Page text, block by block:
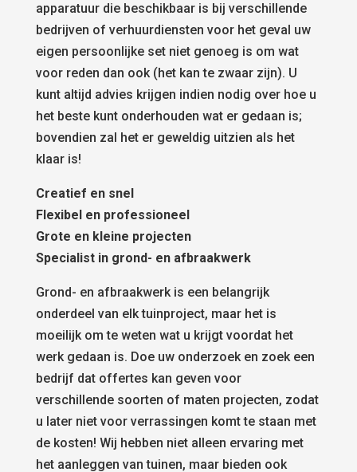
apparatuur die beschikbaar is bij verschillende
bedrijven of verhuurdiensten voor het geval uw
eigen persoonlijke set niet genoeg is om wat
voor reden dan ook (het kan te zwaar zijn). U
kunt altijd advies krijgen indien nodig over hoe u
het beste kunt onderhouden wat er gedaan is;
bovendien zal het er geweldig uitzien als het
klaar is!
Creatief en snel
Flexibel en professioneel
Grote en kleine projecten
Specialist in grond- en afbraakwerk
Grond- en afbraakwerk is een belangrijk
onderdeel van elk tuinproject, maar het is
moeilijk om te weten wat u krijgt voordat het
werk gedaan is. Doe uw onderzoek en zoek een
bedrijf dat offertes kan geven voor
verschillende soorten of maten projecten, zodat
u later niet voor verrassingen komt te staan met
de kosten! Wij hebben niet alleen ervaring met
het aanleggen van tuinen, maar bieden ook